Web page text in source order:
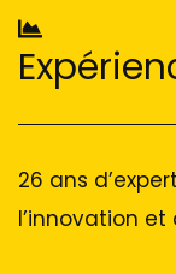
26 ans
l’innovation